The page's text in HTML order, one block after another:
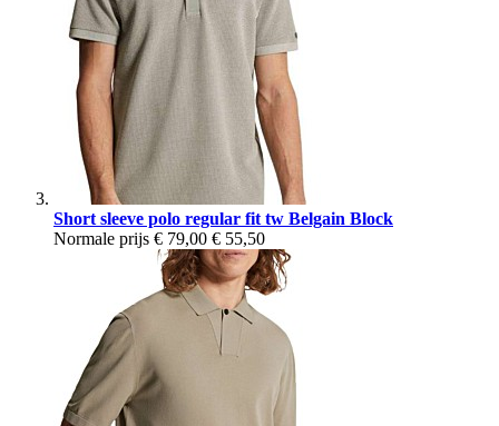
Short sleeve polo regular fit tw Belgain Block
Normale prijs € 79,00 € 55,50